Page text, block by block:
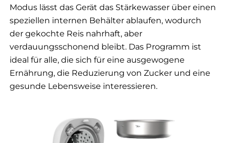
Modus lässt das Gerät das Stärkewasser über einen
speziellen internen Behälter ablaufen, wodurch
der gekochte Reis nahrhaft, aber
verdauungsschonend bleibt. Das Programm ist
ideal für alle, die sich für eine ausgewogene
Ernährung, die Reduzierung von Zucker und eine
gesunde Lebensweise interessieren.